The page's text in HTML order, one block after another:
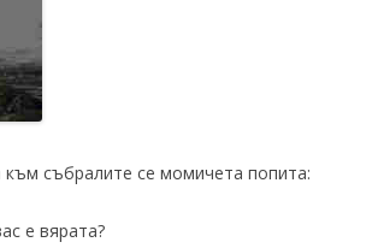
към събралите се момичета попита:
е вярата?